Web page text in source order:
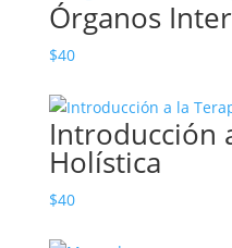
Órganos
$40
Introducción
Holística
$40